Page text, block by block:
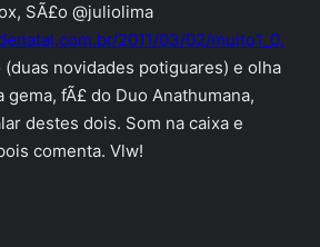
SÃ£o @juliolima
2011/03/02/muito1_0.
(duas novidades potiguares) e olha
gema, fÃ£ do Duo Anathumana,
destes dois. Som na caixa e
comenta. Vlw!